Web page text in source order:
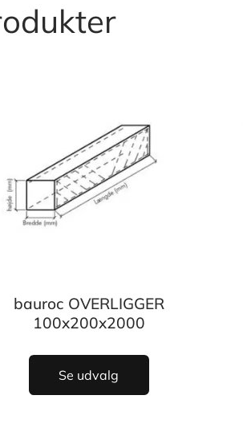
bauroc OVERLIGGER
100x200x2000
Se udvalg